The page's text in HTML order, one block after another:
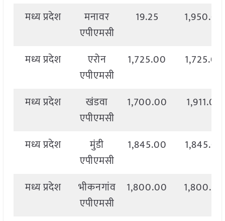
मध्य प्रदेश
मनावर
एपीएमसी
19.25 1,950.00
मध्य प्रदेश
एरोन
एपीएमसी
1,725.00 1,725.00
मध्य प्रदेश
खंडवा
एपीएमसी
1,700.00 1,911.00
मध्य प्रदेश
मुंडी
एपीएमसी
1,845.00 1,845.00
मध्य प्रदेश
भीकनगांव
एपीएमसी
1,800.00 1,800.00